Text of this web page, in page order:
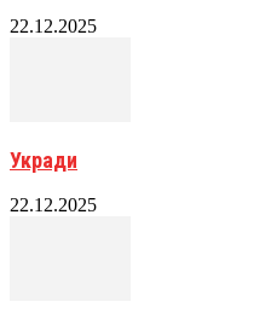
22.12.2025
Укради
22.12.2025